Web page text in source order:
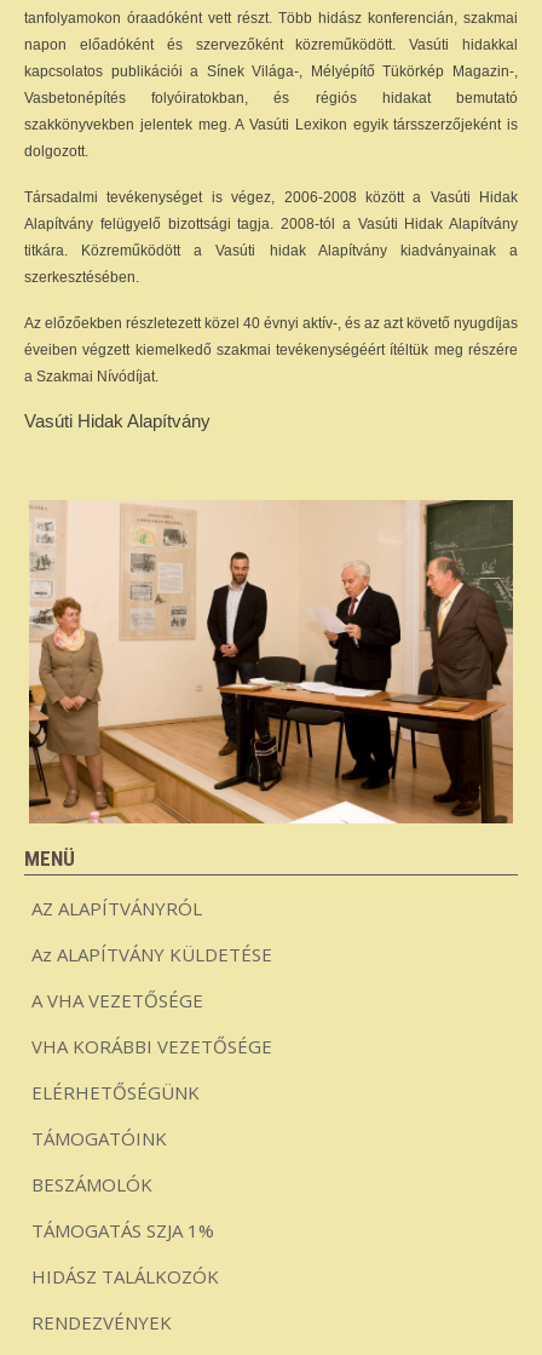
tanfolyamokon óraadóként vett részt. Több hidász konferencián, szakmai
napon előadóként és szervezőként közreműködött. Vasúti hidakkal
kapcsolatos publikációi a Sínek Világa-, Mélyépítő Tükörkép Magazin-,
Vasbetonépítés folyóiratokban, és régiós hidakat bemutató
szakkönyvekben jelentek meg. A Vasúti Lexikon egyik társszerzőjeként is
dolgozott.
Társadalmi tevékenységet is végez, 2006-2008 között a Vasúti Hidak
Alapítvány felügyelő bizottsági tagja. 2008-tól a Vasúti Hidak Alapítvány
titkára. Közreműködött a Vasúti hidak Alapítvány kiadványainak a
szerkesztésében.
Az előzőekben részletezett közel 40 évnyi aktív-, és az azt követő nyugdíjas
éveiben végzett kiemelkedő szakmai tevékenységéért ítéltük meg részére
a Szakmai Nívódíjat.
Vasúti Hidak Alapítvány
MENÜ
AZ ALAPÍTVÁNYRÓL
Az ALAPÍTVÁNY KÜLDETÉSE
A VHA VEZETŐSÉGE
VHA KORÁBBI VEZETŐSÉGE
ELÉRHETŐSÉGÜNK
TÁMOGATÓINK
BESZÁMOLÓK
TÁMOGATÁS SZJA 1%
HIDÁSZ TALÁLKOZÓK
RENDEZVÉNYEK